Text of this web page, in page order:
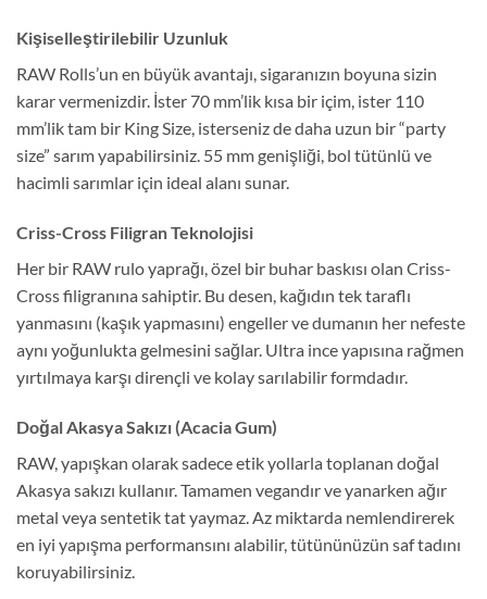
Kişiselleştirilebilir Uzunluk
RAW Rolls’un en büyük avantajı, sigaranızın boyuna sizin
karar vermenizdir. İster 70 mm’lik kısa bir içim, ister 110
mm’lik tam bir King Size, isterseniz de daha uzun bir “party
size” sarım yapabilirsiniz. 55 mm genişliği, bol tütünlü ve
hacimli sarımlar için ideal alanı sunar.
Criss-Cross Filigran Teknolojisi
Her bir RAW rulo yaprağı, özel bir buhar baskısı olan Criss-
Cross filigranına sahiptir. Bu desen, kağıdın tek taraflı
yanmasını (kaşık yapmasını) engeller ve dumanın her nefeste
aynı yoğunlukta gelmesini sağlar. Ultra ince yapısına rağmen
yırtılmaya karşı dirençli ve kolay sarılabilir formdadır.
Doğal Akasya Sakızı (Acacia Gum)
RAW, yapışkan olarak sadece etik yollarla toplanan doğal
Akasya sakızı kullanır. Tamamen vegandır ve yanarken ağır
metal veya sentetik tat yaymaz. Az miktarda nemlendirerek
en iyi yapışma performansını alabilir, tütününüzün saf tadını
koruyabilirsiniz.